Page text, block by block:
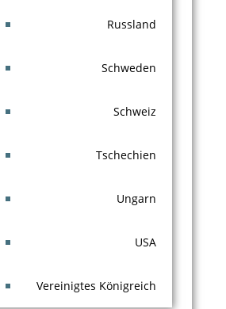
Russland
Schweden
Schweiz
Tschechien
Ungarn
USA
Vereinigtes Königreich